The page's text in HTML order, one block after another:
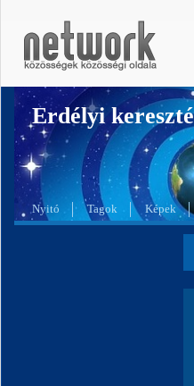
Erdélyi
Nyitó Tagok Képek